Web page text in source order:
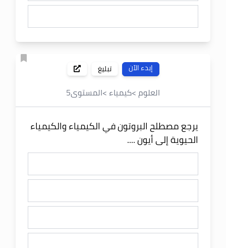
إبدء الآن تبليغ
العلوم>كيمياء >المستوى5
يرجع مصطلح البروتون في الكيمياء والكيمياء
الحيوية إلى أيون ....